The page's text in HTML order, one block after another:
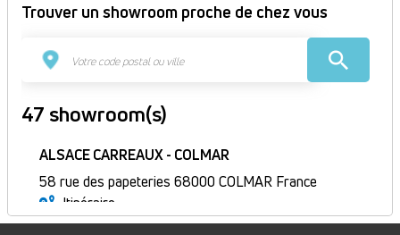
Trouver un showroom proche de chez vous
47 showroom(s)
ALSACE CARREAUX - COLMAR
58 rue des papeteries 68000 COLMAR France
Itinéraire